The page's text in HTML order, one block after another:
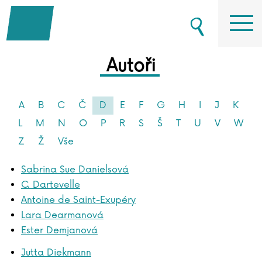
Autoři
A B C Č D E F G H I J
K
L
M N O P R S Š T U V
W
Z
Ž Vše
Sabrina Sue Danielsová
C. Dartevelle
Antoine de Saint-Exupéry
Lara Dearmanová
Ester Demjanová
Jutta Diekmann